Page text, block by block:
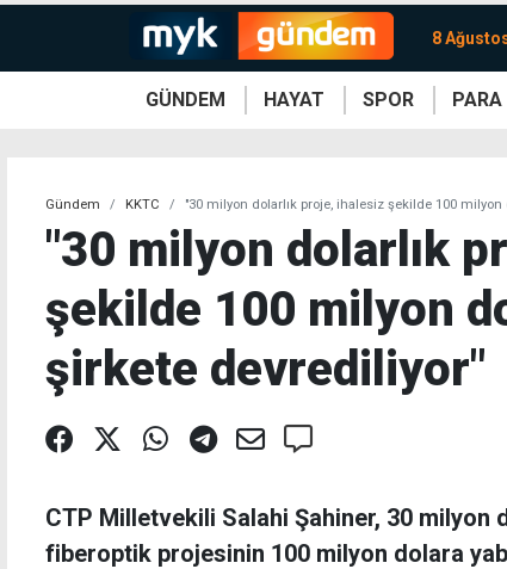
8
GÜNDEM HAYAT SPOR PARA
Gündem KKTC "30 milyon dolarlık proje, ihalesiz şekilde 100 milyon
"30 milyon dolarlık
şekilde 100 milyon
şirkete devrediliyor"
CTP Milletvekili Salahi Şahiner, 30 milyon
fiberoptik projesinin 100 milyon dolara